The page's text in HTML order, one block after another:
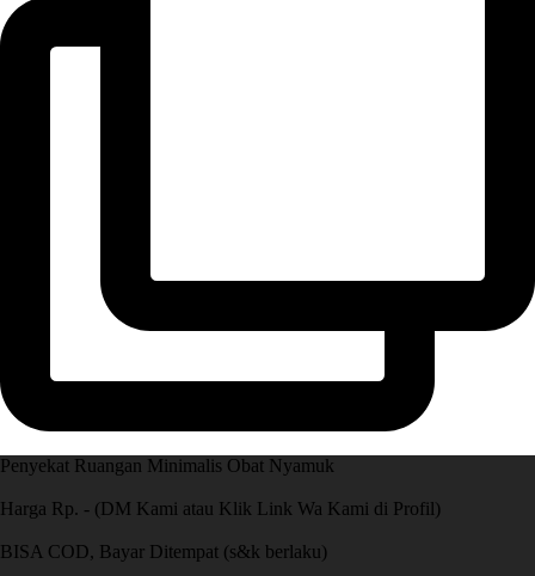
Penyekat Ruangan Minimalis Obat Nyamuk
Harga Rp. - (DM Kami atau Klik Link Wa Kami di Profil)
BISA COD, Bayar Ditempat (s&k berlaku)